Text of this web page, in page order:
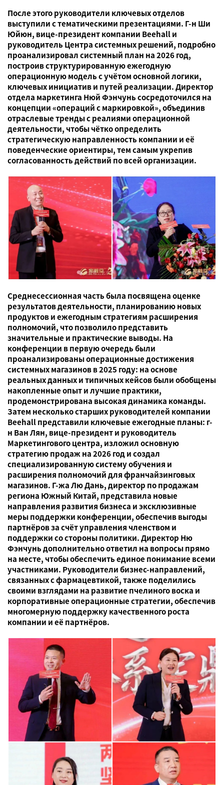
После этого руководители ключевых отделов
выступили с тематическими презентациями. Г-н Ши
Юйюн, вице-президент компании Beehall и
руководитель Центра системных решений, подробно
проанализировал системный план на 2026 год,
построив структурированную ежегодную
операционную модель с учётом основной логики,
ключевых инициатив и путей реализации. Директор
отдела маркетинга Нюй Фэнчунь сосредоточился на
концепции «операций с маркировкой», объединив
отраслевые тренды с реалиями операционной
деятельности, чтобы чётко определить
стратегическую направленность компании и её
поведенческие ориентиры, тем самым укрепив
согласованность действий по всей организации.
Среднесессионная часть была посвящена оценке
результатов деятельности, планированию новых
продуктов и ежегодным стратегиям расширения
полномочий, что позволило представить
значительные и практические выводы. На
конференции в первую очередь были
проанализированы операционные достижения
системных магазинов в 2025 году: на основе
реальных данных и типичных кейсов были обобщены
накопленные опыт и лучшие практики,
продемонстрирована высокая динамика команды.
Затем несколько старших руководителей компании
Beehall представили ключевые ежегодные планы: г-
н Ван Лян, вице-президент и руководитель
Маркетингового центра, изложил основную
стратегию продаж на 2026 год и создал
специализированную систему обучения и
расширения полномочий для франчайзинговых
магазинов. Г-жа Лю Дань, директор по продажам
региона Южный Китай, представила новые
направления развития бизнеса и эксклюзивные
меры поддержки конференции, обеспечив выгоды
партнёров за счёт управления членством и
поддержки со стороны политики. Директор Ню
Фэнчунь дополнительно ответил на вопросы прямо
на месте, чтобы обеспечить единое понимание всеми
участниками. Руководители бизнес-направлений,
связанных с фармацевтикой, также поделились
своими взглядами на развитие пчелиного воска и
корпоративные операционные стратегии, обеспечив
многомерную поддержку качественного роста
компании и её партнёров.